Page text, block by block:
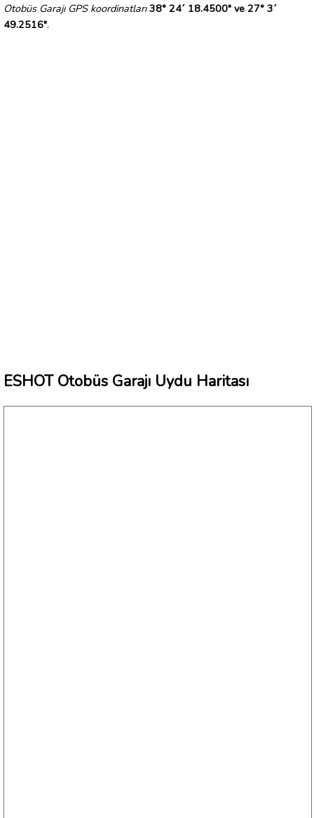
Otobüs Garajı GPS koordinatları 38° 24´ 18.4500" ve 27° 3´
49.2516".
ESHOT Otobüs Garajı Uydu Haritası